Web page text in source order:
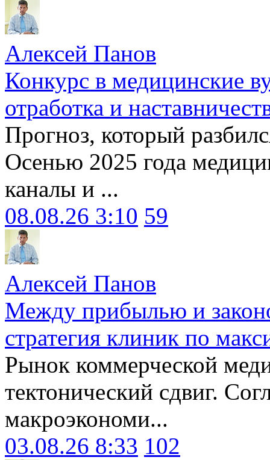
Алексей Панов
Конкурс в медицинские
отработка и
Прогноз, который
Осенью 2025 года
каналы и ...
08.08.26 3:10 59
Алексей Панов
Между прибылью и
стратегия клиник по
Рынок коммерческой
тектонический сдвиг.
макроэкономи...
03.08.26 8:33 102